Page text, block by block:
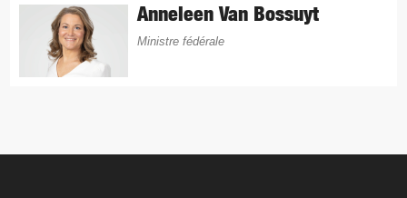
Anneleen Van Bossuyt
Ministre fédérale